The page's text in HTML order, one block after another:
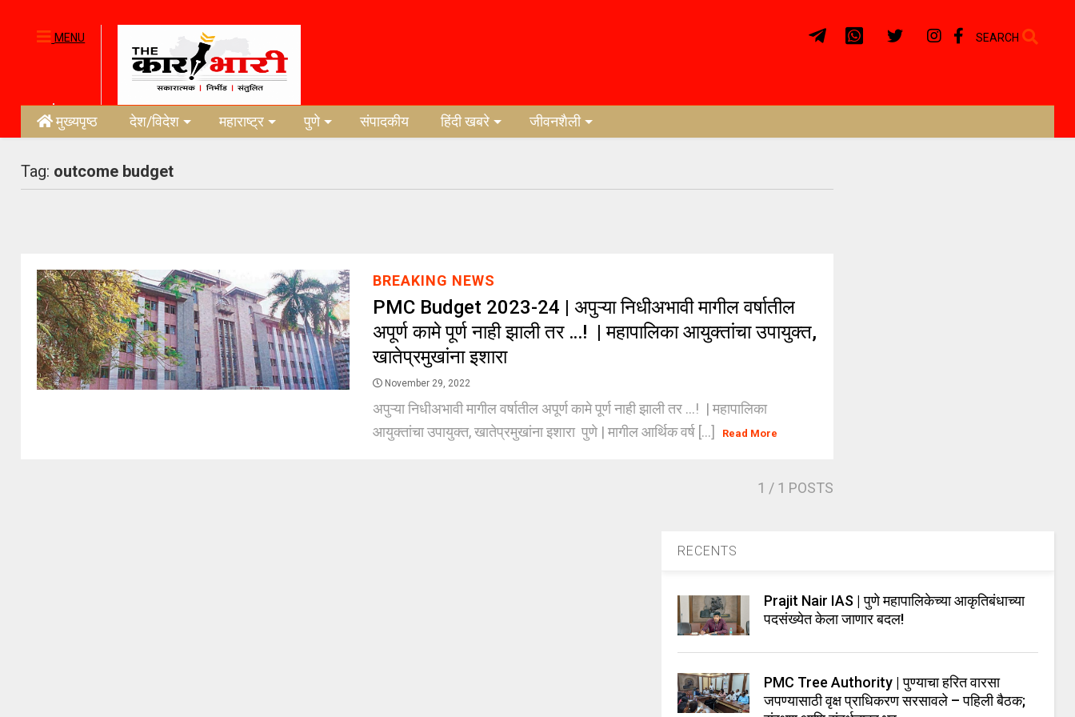
MENU SEARCH
मुख्यपृष्ठ देश/विदेश महाराष्ट्र पुणे संपादकीय हिंदी खबरे जीवनशैली
Tag: outcome budget
BREAKING NEWS
PMC Budget 2023-24 | अपुऱ्या निधीअभावी मागील वर्षातील
अपूर्ण कामे पूर्ण नाही झाली तर …! | महापालिका आयुक्तांचा उपायुक्त,
खातेप्रमुखांना इशारा
November 29, 2022
अपुऱ्या निधीअभावी मागील वर्षातील अपूर्ण कामे पूर्ण नाही झाली तर ...! | महापालिका
आयुक्तांचा उपायुक्त, खातेप्रमुखांना इशारा पुणे | मागील आर्थिक वर्ष [...]
Read More
1 / 1 POSTS
RECENTS
Prajit Nair IAS | पुणे महापालिकेच्या आकृतिबंधाच्या
पदसंख्येत केला जाणार बदल!
PMC Tree Authority | पुण्याचा हरित वारसा
जपण्यासाठी वृक्ष प्राधिकरण सरसावले – पहिली बैठक;